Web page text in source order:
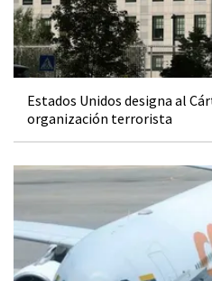
Estados Unidos designa al
organización terrorista